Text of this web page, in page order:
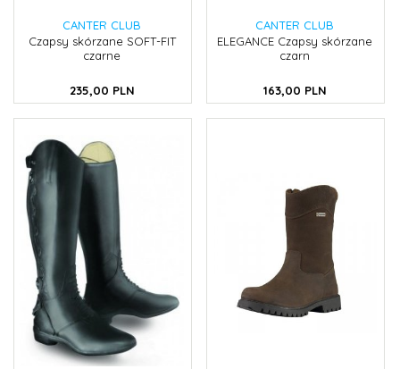
CANTER CLUB
Czapsy skórzane SOFT-FIT
czarne
235,00 PLN
CANTER CLUB
ELEGANCE Czapsy skórzane
czarn
163,00 PLN